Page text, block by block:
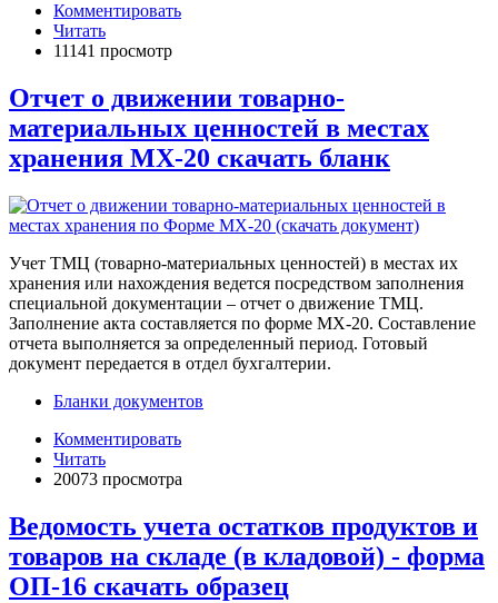
Комментировать
Читать
11141 просмотр
Отчет о движении товарно-
материальных ценностей в местах
хранения МХ-20 скачать бланк
Учет ТМЦ (товарно-материальных ценностей) в местах их
хранения или нахождения ведется посредством заполнения
специальной документации – отчет о движение ТМЦ.
Заполнение акта составляется по форме МХ-20. Составление
отчета выполняется за определенный период. Готовый
документ передается в отдел бухгалтерии.
Бланки документов
Комментировать
Читать
20073 просмотра
Ведомость учета остатков продуктов и
товаров на складе (в кладовой) - форма
ОП-16 скачать образец